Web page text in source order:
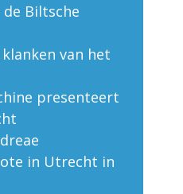
Biltsche
van het
presenteert
in Utrecht in